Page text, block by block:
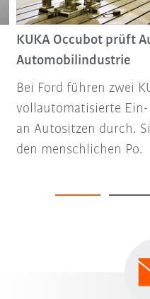
KUKA Occubot prüft
Automobilindustrie
Bei Ford führen zwei
vollautomatisierte
an Autositzen durch.
den menschlichen Po.